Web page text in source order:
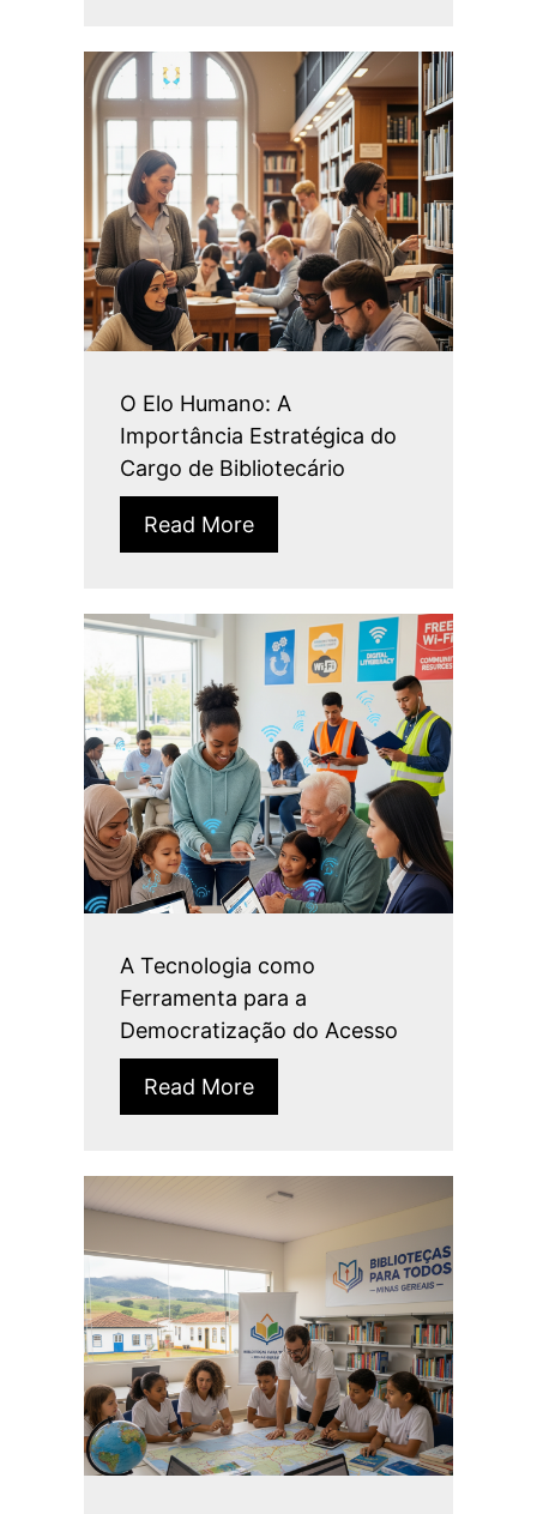
O Elo Humano: A
Importância Estratégica do
Cargo de Bibliotecário
Read More
A Tecnologia como
Ferramenta para a
Democratização do Acesso
Read More